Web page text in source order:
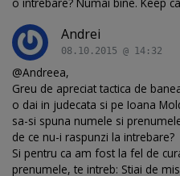
Andrei
08.10.2015 @ 14:32
@Andreea,
Greu de apreciat tactica de
o dai in judecata si pe Ioana
sa-si spuna numele si
de ce nu-i raspunzi la intrebare?
Si pentru ca am fost la fel de
prenumele, te intreb: Stiai de